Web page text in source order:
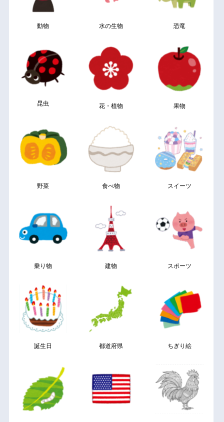
動物 水の生物 恐竜
昆虫 花・植物 果物
野菜 食べ物 スイーツ
乗り物 建物 スポーツ
誕生日 都道府県 ちぎり絵